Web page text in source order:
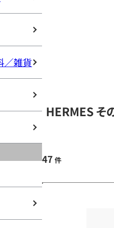
／雑貨
HERMES そ
47 件